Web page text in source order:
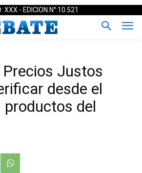
XXX - EDICION N°:10.521
Precios Justos
desde el
productos del